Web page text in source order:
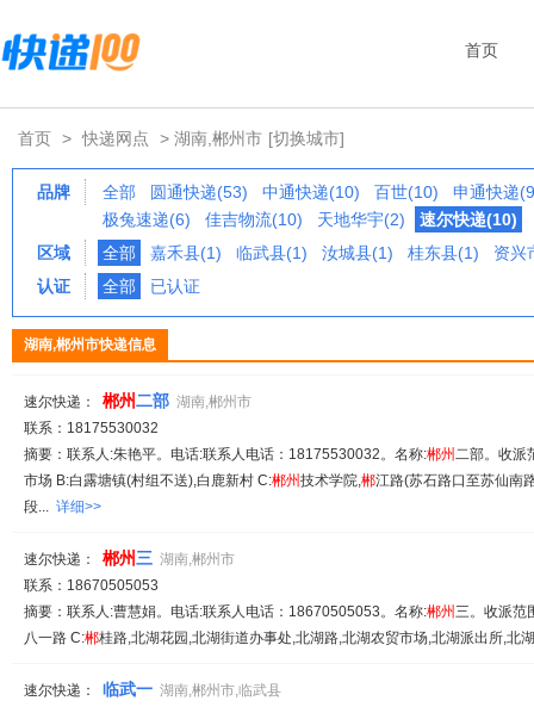
首页
首页 > 快递网点 > 湖南,郴州市 [切换城市]
品牌 全部 圆通快递(53) 中通快递(10) 百世(10)
申通快递
极兔速递(6)
佳吉物流(10) 天地华宇(2)
速尔快递(10)
区域
全部 嘉禾县(1) 临武县(1) 汝城县(1) 桂东县(1)
资兴
认证
全部 已认证
湖南,郴州市快递信息
速尔快递： 郴州二部 湖南,郴州市
联系：18175530032
摘要：联系人:朱艳平。电话:联系人电话：18175530032。名称:郴州二部。收派
市场 B:白露塘镇(村组不送),白鹿新村 C:郴州技术学院,郴江路(苏石路口至苏仙南
段... 详细>>
速尔快递： 郴州三 湖南,郴州市
联系：18670505053
摘要：联系人:曹慧娟。电话:联系人电话：18670505053。名称:郴州三。收派范
八一路 C:郴桂路,北湖花园,北湖街道办事处,北湖路,北湖农贸市场,北湖派出所,北
速尔快递： 临武一 湖南,郴州市,临武县